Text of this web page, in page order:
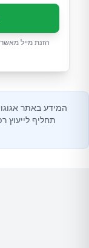
הזנת מייל
המידע באתר
תחליף לייעוץ